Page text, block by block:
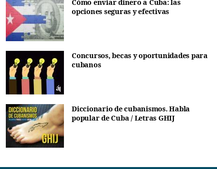
Cómo enviar dinero a Cuba: las
opciones seguras y efectivas
Concursos, becas y oportunidades para
cubanos
Diccionario de cubanismos. Habla
popular de Cuba / Letras GHIJ